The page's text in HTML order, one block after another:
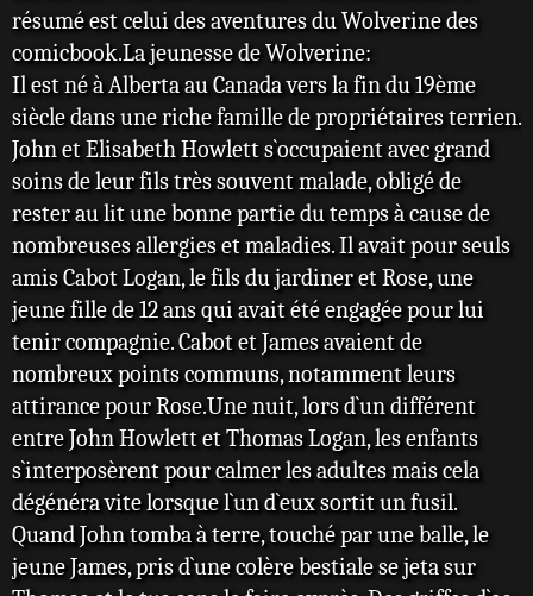
décédé
Istu :
première
épouse,
décédée
Ophelia
Sarkissian :
alias
Madame
Hydra et La
Vipère,
deuxième
épouse,
divorcée
Akihiro :
alias Daken,
fils eu avec
Itsu
résumé est celui des aventures du Wolverine des
comicbook.La jeunesse de Wolverine:
Il est né à Alberta au Canada vers la fin du 19ème
siècle dans une riche famille de propriétaires terrien.
John et Elisabeth Howlett s`occupaient avec grand
soins de leur fils très souvent malade, obligé de
rester au lit une bonne partie du temps à cause de
nombreuses allergies et maladies. Il avait pour seuls
amis Cabot Logan, le fils du jardiner et Rose, une
jeune fille de 12 ans qui avait été engagée pour lui
tenir compagnie. Cabot et James avaient de
nombreux points communs, notamment leurs
attirance pour Rose.Une nuit, lors d`un différent
entre John Howlett et Thomas Logan, les enfants
s`interposèrent pour calmer les adultes mais cela
dégénéra vite lorsque l`un d`eux sortit un fusil.
Quand John tomba à terre, touché par une balle, le
jeune James, pris d`une colère bestiale se jeta sur